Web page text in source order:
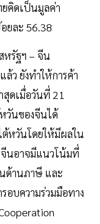
คิดเป็นมูลค่า
ยละ 56.38
หรัฐฯ – จีน
ว ยังทำให้การค้า
ดเมื่อวันที่ 21
วันของจีนได้
ต้หวันโดยให้มีผลใน
จีนอาจมีแนวโน้มที่
ด้านภาษี และ
อบความร่วมมือทาง